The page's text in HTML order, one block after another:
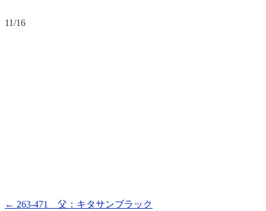
11/16
← 263-471 父：キタサンブラック